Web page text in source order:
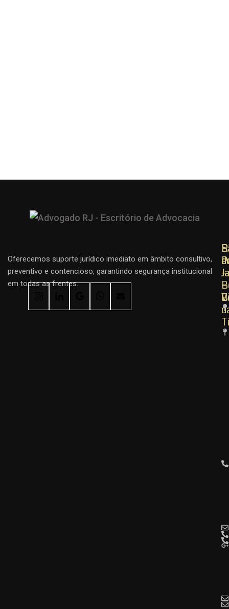
Oferecemos suporte jurídico imediato em âmbito consultivo,
preventivo e contencioso, garantindo segurança institucional
em todas as frentes.
–
–
–